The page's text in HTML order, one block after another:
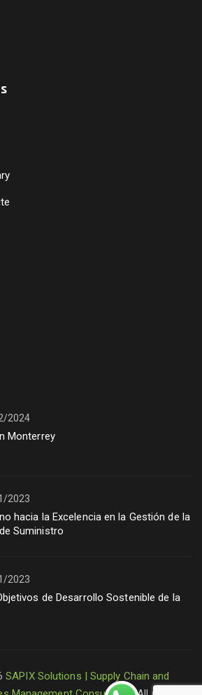
2024
Monterrey
2023
hacia la Excelencia en la Gestión de la
Suministro
2023
de Desarrollo Sostenible de la
SAPIX Solutions | Supply Chain and